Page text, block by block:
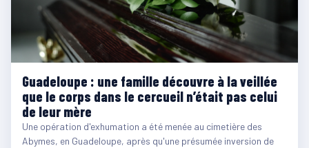
Guadeloupe : une famille découvre à la veillée
que le corps dans le cercueil n’était pas celui
de leur mère
Une opération d'exhumation a été menée au cimetière des
Abymes, en Guadeloupe, après qu'une présumée inversion de